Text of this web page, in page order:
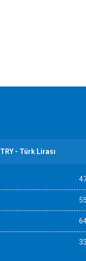
TRY - Türk Lirası